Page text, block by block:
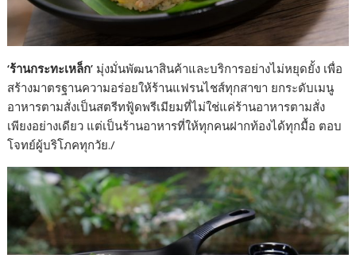
‘ร้านกระทะเหล็ก’ มุ่งมั่นพัฒนาสินค้าและบริการอย่างไม่หยุดยั้ง เพื่อ
สร้างมาตรฐานความอร่อยให้ร้านแฟรนไชส์ทุกสาขา ยกระดับเมนู
อาหารตามสั่งเป็นสตรีทฟู้ดพรีเมียมที่ไม่ใช่แค่ร้านอาหารตามสั่ง
เพียงอย่างเดียว แต่เป็นร้านอาหารที่ให้ทุกคนฝากท้องได้ทุกมื้อ ตอบ
โจทย์ผู้บริโภคทุกวัย./